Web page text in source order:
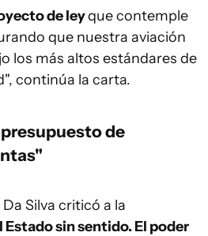
de leyque contemple
que nuestra aviación
los más altos estándares de
continúa la carta.
de
Silva criticó a la
Estado sin sentido. El poder